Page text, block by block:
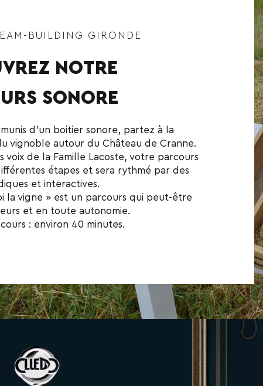
BUILDING GIRONDE
NOTRE
SONORE
d’un boitier sonore, partez à la
vignoble autour du Château de Cranne.
voix de la Famille Lacoste, votre parcours
étapes et sera rythmé par des
et interactives.
la vigne » est un parcours qui peut-être
et en toute autonomie.
: environ 40 minutes.